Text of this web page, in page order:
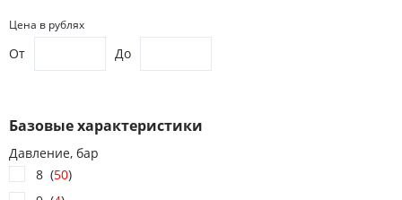
Цена в рублях
От До
Базовые характеристики
Давление, бар
8 (50)